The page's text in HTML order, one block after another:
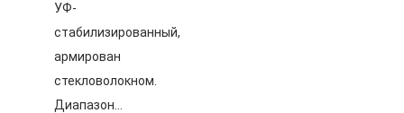
УФ-
стабилизированный,
армирован
стекловолокном.
Диапазон…